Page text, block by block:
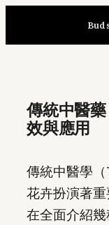
content
傳統中醫
效與應用
傳統中醫學
花卉扮演著
在全面介紹